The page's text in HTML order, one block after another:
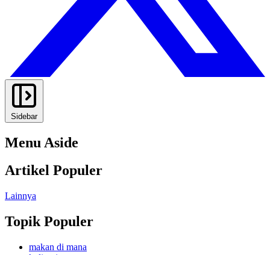
Sidebar
Menu Aside
Artikel Populer
Lainnya
Topik Populer
makan di mana